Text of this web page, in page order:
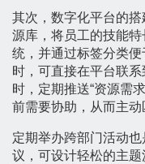
其次，数字化平台的
源库，将员工的技能
统，并通过标签分类
时，可直接在平台联
时，定期推送“资源需
前需要协助，从而主动
定期举办跨部门活动
议，可设计轻松的主题